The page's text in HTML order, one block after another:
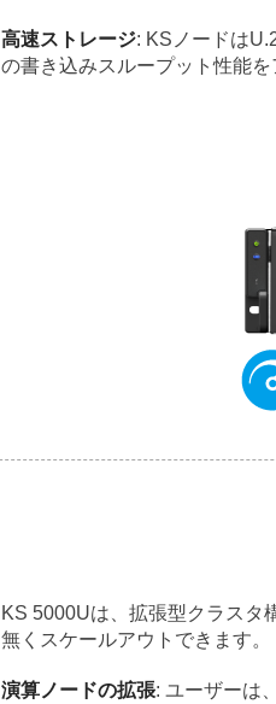
高速ストレージ: KSノードは
の書き込みスループット性能
KS 5000Uは、拡張型クラスタ
無くスケールアウトできます。
演算ノードの拡張: ユーザーは